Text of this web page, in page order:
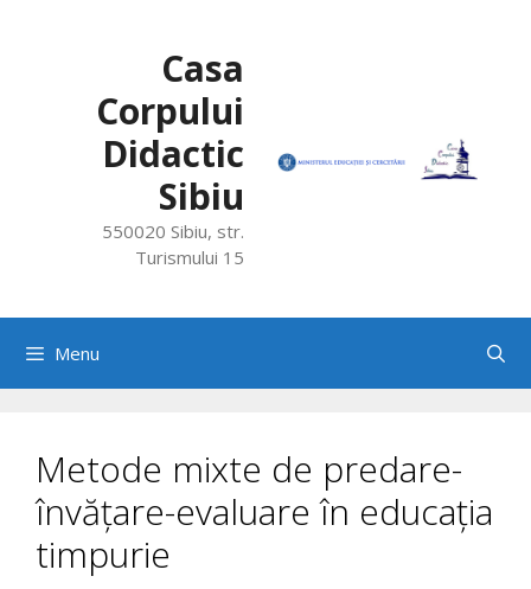
Casa
Corpului
Didactic
Sibiu
550020 Sibiu, str.
Turismului 15
Menu
Metode mixte de predare-
învățare-evaluare în educația
timpurie